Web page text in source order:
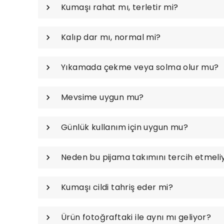
Kumaşı rahat mı, terletir mi?
Kalıp dar mı, normal mi?
Yıkamada çekme veya solma olur mu?
Mevsime uygun mu?
Günlük kullanım için uygun mu?
Neden bu pijama takımını tercih
Kumaşı cildi tahriş eder mi?
Ürün fotoğraftaki ile aynı mı geliyor?